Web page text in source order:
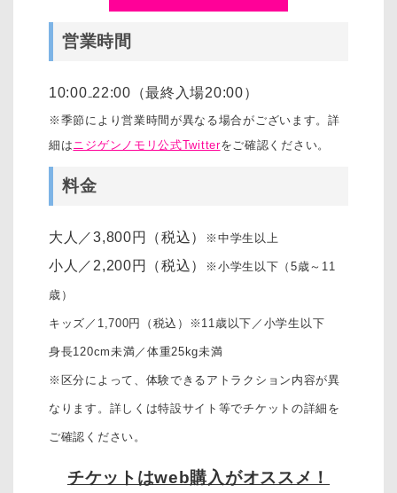
営業時間
10:00₋22:00（最終入場20:00）
※季節により営業時間が異なる場合がございます。詳
細は ニジゲンノモリ公式Twitterをご確認ください。
料金
大人／3,800円（税込） ※中学生以上
小人／2,200円（税込） ※小学生以下（5歳～11
歳）
キッズ／1,700円（税込）※11歳以下／小学生以下
身長120cm未満／体重25kg未満
※区分によって、体験できるアトラクション内容が異
なります。詳しくは特設サイト等でチケットの詳細を
ご確認ください。
チケットはweb購入がオススメ！